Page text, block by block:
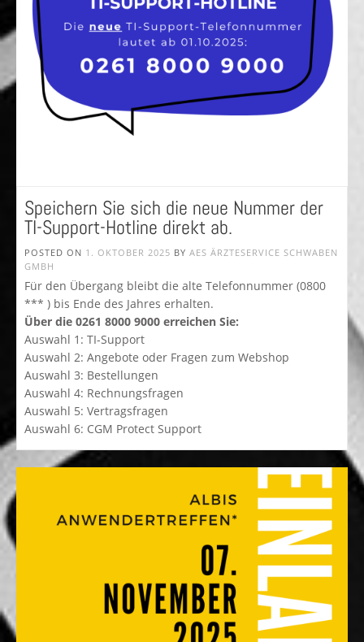
Speichern Sie sich die neue Nummer der
TI-Support-Hotline direkt ab.
POSTED ON 1. OKTOBER 2025 BY AES ÄRZTESERVICE SCHWABEN
GMBH
Für den Übergang bleibt die alte Telefonnummer (0800
*** ) bis Ende des Jahres erhalten.
Über die 0261 8000 9000 erreichen Sie:
Auswahl 1: TI-Support
Auswahl 2: Angebote oder Fragen zum Webshop
Auswahl 3: Bestellungen
Auswahl 4: Rechnungsfragen
Auswahl 5: Vertragsfragen
Auswahl 6: CGM Protect Support